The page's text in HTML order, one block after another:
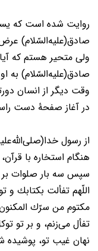
روایت شده است که
صادق(عليه‌السّلام)
ولی متحیر هستم که
صادق(عليه‌السّلام) به
وقت دیگر از انسان
در آغاز صفحۀ دست
از رسول
هنگام استخاره با
سپس سه بار صلوات
اللّهم تفألت بکتابك
مکتوم من سرّك
تفأل می‌زنم، و بر تو
نهان غیب تو، پوشیده